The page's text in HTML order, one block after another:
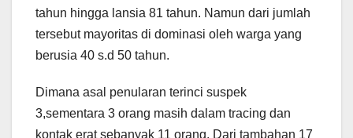
tahun hingga lansia 81 tahun. Namun dari jumlah
tersebut mayoritas di dominasi oleh warga yang
berusia 40 s.d 50 tahun.
Dimana asal penularan terinci suspek
3,sementara 3 orang masih dalam tracing dan
kontak erat sebanyak 11 orang. Dari tambahan 17